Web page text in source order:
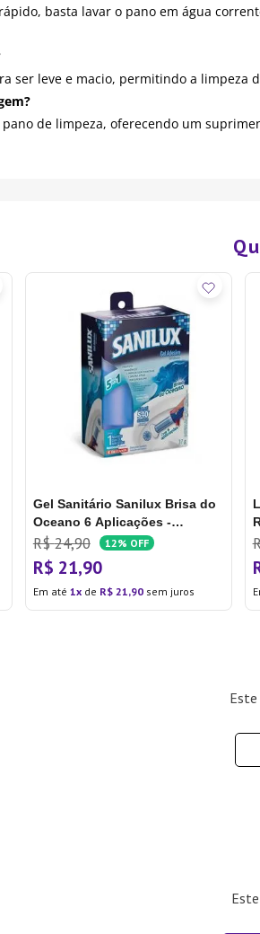
basta lavar o pano em água
ser leve e macio, permitindo a limpeza
de limpeza, oferecendo um
Gel Sanitário Sanilux Brisa do
Oceano 6 Aplicações -
Bettanin
R$ 24,90 12% OFF
R$ 21,90
Em até 1 de R$ 21,90sem juros